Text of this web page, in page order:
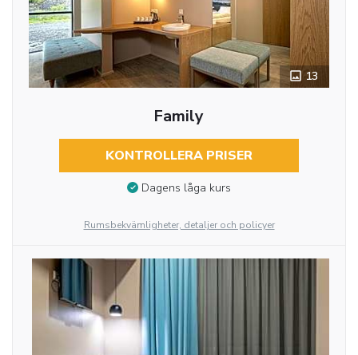
13
Family
KONTROLLERA PRISER
Dagens låga kurs
Rumsbekvämligheter, detaljer och policyer